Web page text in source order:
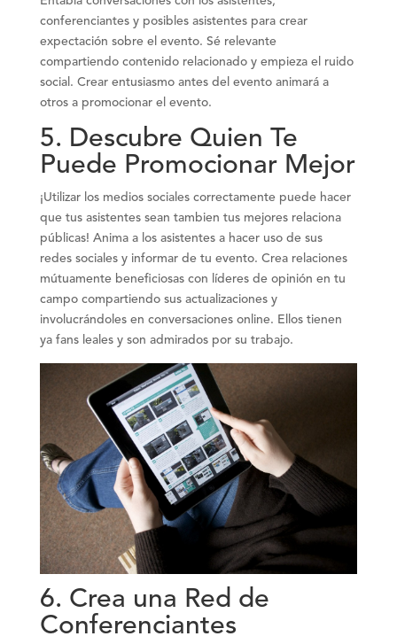
conferenciantes y posibles asistentes para crear
expectación sobre el evento. Sé relevante
compartiendo contenido relacionado y empieza el ruido
social. Crear entusiasmo antes del evento animará a
otros a promocionar el evento.
5. Descubre Quien Te
Puede Promocionar Mejor
¡Utilizar los medios sociales correctamente puede hacer
que tus asistentes sean tambien tus mejores relaciona
públicas! Anima a los asistentes a hacer uso de sus
redes sociales y informar de tu evento. Crea relaciones
mútuamente beneficiosas con líderes de opinión en tu
campo compartiendo sus actualizaciones y
involucrándoles en conversaciones online. Ellos tienen
ya fans leales y son admirados por su trabajo.
6. Crea una Red de
Conferenciantes